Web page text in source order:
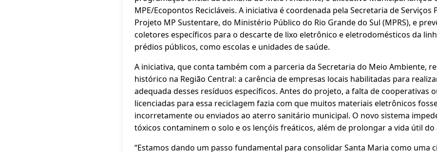
MPE/Ecopontos Recicláveis. A iniciativa é coordenada pela Secretaria de Serviços
Projeto MP Sustentare, do Ministério Público do Rio Grande do Sul (MPRS), e
coletores específicos para o descarte de lixo eletrônico e eletrodomésticos da
prédios públicos, como escolas e unidades de saúde.
A iniciativa, que conta também com a parceria da Secretaria do Meio Ambiente,
histórico na Região Central: a carência de empresas locais habilitadas para
adequada desses resíduos específicos. Antes do projeto, a falta de cooperativas
licenciadas para essa reciclagem fazia com que muitos materiais eletrônicos
incorretamente ou enviados ao aterro sanitário municipal. O novo sistema
tóxicos contaminem o solo e os lençóis freáticos, além de prolongar a vida útil
“Estamos dando um passo fundamental para consolidar Santa Maria como uma